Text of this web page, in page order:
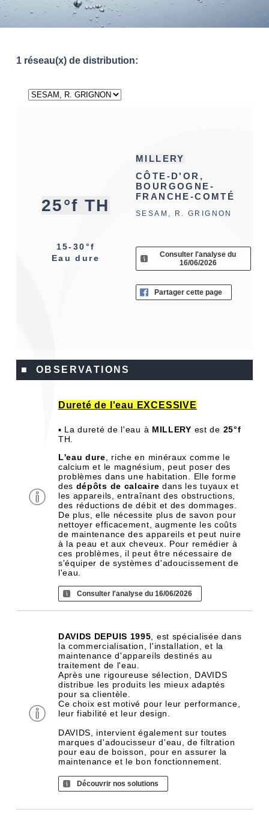
1 réseau(x) de distribution:
25°f TH
15-30°f
Eau dure
MILLERY
CÔTE-D'OR,
BOURGOGNE-
FRANCHE-COMTÉ
SESAM, R. GRIGNON
Consulter l'analyse du
16/06/2026
Partager cette page
■ OBSERVATIONS
Dureté de l'eau EXCESSIVE
▪ La dureté de l'eau à MILLERY est de 25°f
TH.
L'eau dure , riche en minéraux comme le
calcium et le magnésium, peut poser des
problèmes dans une habitation. Elle forme
des dépôts de calcaire dans les tuyaux et
les appareils, entraînant des obstructions,
des réductions de débit et des dommages.
De plus, elle nécessite plus de savon pour
nettoyer efficacement, augmente les coûts
de maintenance des appareils et peut nuire
à la peau et aux cheveux. Pour remédier à
ces problèmes, il peut être nécessaire de
s'équiper de systèmes d'adoucissement de
l'eau.
Consulter l'analyse du 16/06/2026
DAVIDS DEPUIS 1995 , est spécialisée dans
la commercialisation, l'installation, et la
maintenance d'appareils destinés au
traitement de l'eau.
Après une rigoureuse sélection, DAVIDS
distribue les produits les mieux adaptés
pour sa clientèle.
Ce choix est motivé pour leur performance,
leur fiabilité et leur design.
DAVIDS, intervient également sur toutes
marques d'adoucisseur d'eau, de filtration
pour eau de boisson, pour en assurer la
maintenance et le bon fonctionnement.
Découvrir nos solutions